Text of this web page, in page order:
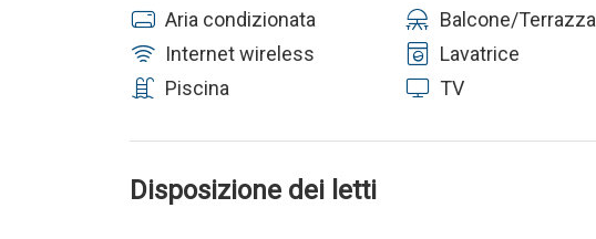
Aria condizionata Balcone/Terrazza
Internet wireless
Lavatrice
Piscina
TV
Disposizione dei letti